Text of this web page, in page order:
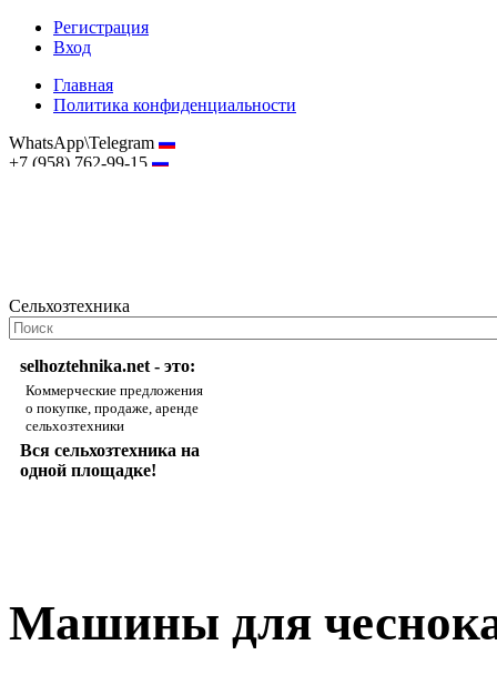
Регистрация
Вход
Главная
Политика конфиденциальности
WhatsApp\Telegram
+7 (958) 762-99-15
Сельхозтехника
selhoztehnika.net - это:
Коммерческие предложения
о покупке, продаже, аренде
сельхозтехники
Вся сельхозтехника на
одной площадке!
Машины для